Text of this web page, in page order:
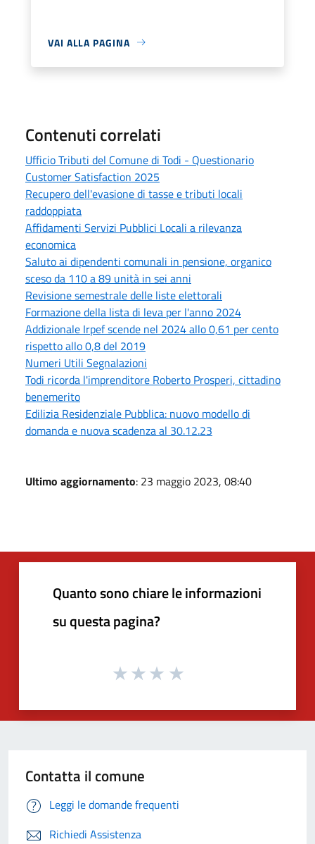
VAI ALLA PAGINA
Contenuti correlati
Ufficio Tributi del Comune di Todi - Questionario
Customer Satisfaction 2025
Recupero dell'evasione di tasse e tributi locali
raddoppiata
Affidamenti Servizi Pubblici Locali a rilevanza
economica
Saluto ai dipendenti comunali in pensione, organico
sceso da 110 a 89 unità in sei anni
Revisione semestrale delle liste elettorali
Formazione della lista di leva per l'anno 2024
Addizionale Irpef scende nel 2024 allo 0,61 per cento
rispetto allo 0,8 del 2019
Numeri Utili Segnalazioni
Todi ricorda l'imprenditore Roberto Prosperi, cittadino
benemerito
Edilizia Residenziale Pubblica: nuovo modello di
domanda e nuova scadenza al 30.12.23
Ultimo aggiornamento: 23 maggio 2023, 08:40
Quanto sono chiare le informazioni
su questa pagina?
Contatta il comune
Leggi le domande frequenti
Richiedi Assistenza